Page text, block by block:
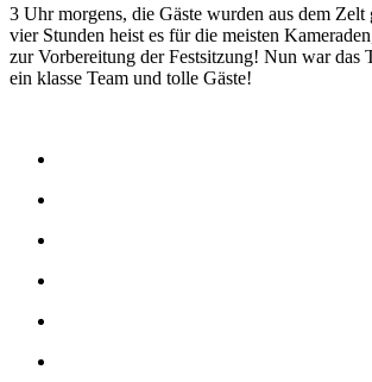
3 Uhr morgens, die Gäste wurden aus dem Zelt
vier Stunden heist es für die meisten
zur Vorbereitung der Festsitzung! Nun war das
ein klasse Team und tolle Gäste!